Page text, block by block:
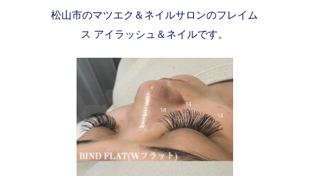
松山市のマツエク＆ネイルサロンのフレイム
ス アイラッシュ＆ネイルです。